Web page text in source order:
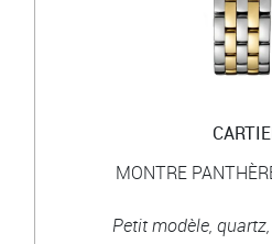
MONTRE
Petit modèle,